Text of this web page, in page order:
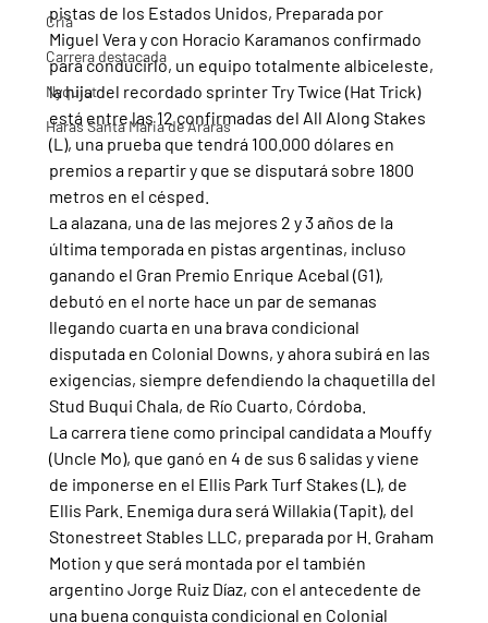
Cria
Carrera destacada
Nyquist
Haras Santa Maria de Araras
pistas de los Estados Unidos, Preparada por
Miguel Vera y con Horacio Karamanos confirmado
para conducirlo, un equipo totalmente albiceleste,
la hija del recordado sprinter Try Twice (Hat Trick)
está entre las 12 confirmadas del All Along Stakes
(L), una prueba que tendrá 100.000 dólares en
premios a repartir y que se disputará sobre 1800
metros en el césped.
La alazana, una de las mejores 2 y 3 años de la
última temporada en pistas argentinas, incluso
ganando el Gran Premio Enrique Acebal (G1),
debutó en el norte hace un par de semanas
llegando cuarta en una brava condicional
disputada en Colonial Downs, y ahora subirá en las
exigencias, siempre defendiendo la chaquetilla del
Stud Buqui Chala, de Río Cuarto, Córdoba.
La carrera tiene como principal candidata a Mouffy
(Uncle Mo), que ganó en 4 de sus 6 salidas y viene
de imponerse en el Ellis Park Turf Stakes (L), de
Ellis Park. Enemiga dura será Willakia (Tapit), del
Stonestreet Stables LLC, preparada por H. Graham
Motion y que será montada por el también
argentino Jorge Ruiz Díaz, con el antecedente de
una buena conquista condicional en Colonial